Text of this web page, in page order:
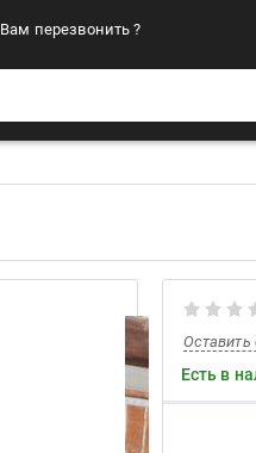
Вам перезвонить ?
Оставить
Есть в